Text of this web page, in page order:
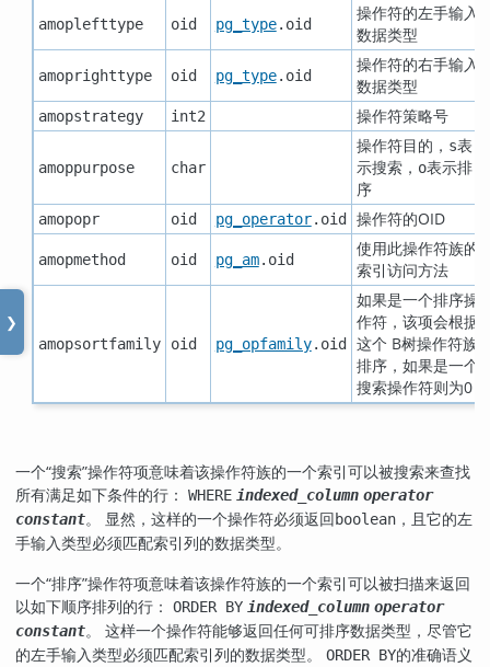
❯
amoplefttype oid pg_type.oid
操作符的左手输入
数据类型
amoprighttype oid pg_type.oid
操作符的右手输入
数据类型
amopstrategy int2 操作符策略号
amoppurpose char
操作符目的， s表
示搜索， o表示排
序
amopopr oid pg_operator.oid 操作符的OID
amopmethod oid pg_am.oid
使用此操作符族的
索引访问方法
amopsortfamily oid pg_opfamily.oid
如果是一个排序操
作符，该项会根据
这个 B树操作符族
排序，如果是一个
搜索操作符则为0
一个“搜索”操作符项意味着该操作符族的一个索引可以被搜索来查找
所有满足如下条件的行： WHERE indexed_column operator
constant。 显然，这样的一个操作符必须返回boolean ，且它的左
手输入类型必须匹配索引列的数据类型。
一个“排序”操作符项意味着该操作符族的一个索引可以被扫描来返回
以如下顺序排列的行： ORDER BY indexed_column operator
constant。 这样一个操作符能够返回任何可排序数据类型，尽管它
的左手输入类型必须匹配索引列的数据类型。 ORDER BY的准确语义